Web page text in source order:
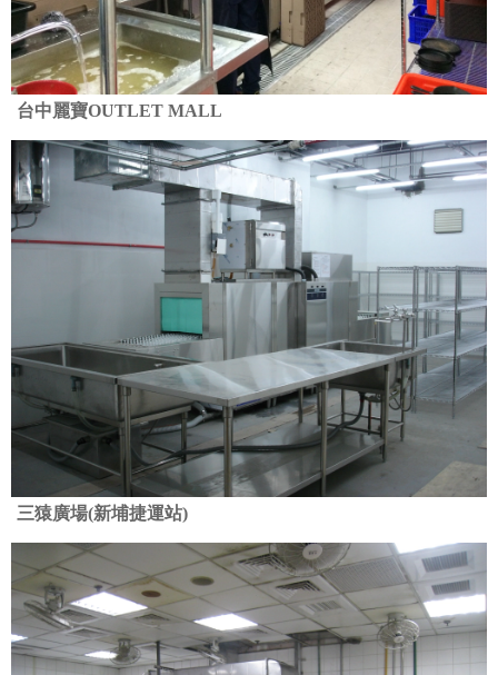
台中麗寶OUTLET MALL
三猿廣場(新埔捷運站)